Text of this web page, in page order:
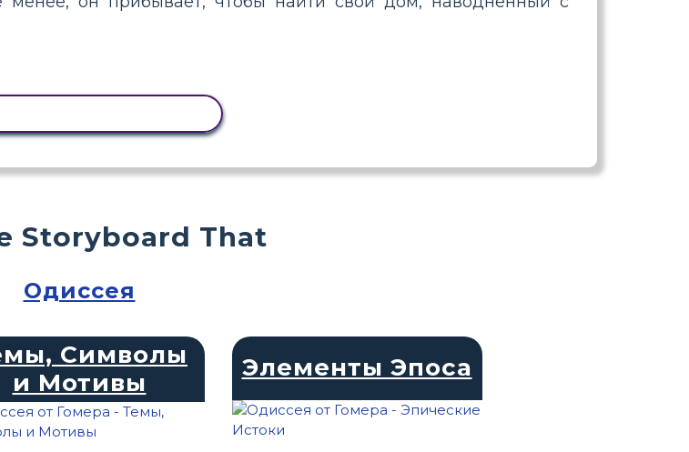
Storyboard That
Одиссея
Символы
и Мотивы
Элементы Эпоса